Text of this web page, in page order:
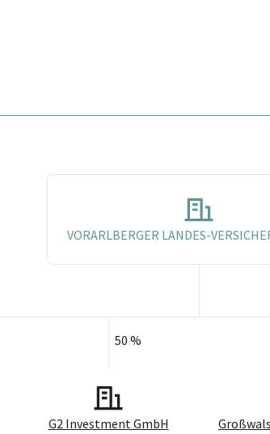
VORARLBERGER LANDES-
G2 Investment GmbH
50 %